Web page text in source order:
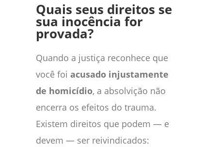
Quais seus direitos se
sua inocência for
provada?
Quando a justiça reconhece que
você foi acusado injustamente
de homicídio, a absolvição não
encerra os efeitos do trauma.
Existem direitos que podem — e
devem — ser reivindicados: